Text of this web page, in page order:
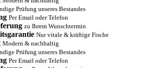
Prüfung unseres Bestandes
Per Email oder Telefon
zu Ihrem Wunschtermin
Nur vitale & kräftige Fische
Modern & nachhaltig
Prüfung unseres Bestandes
Per Email oder Telefon